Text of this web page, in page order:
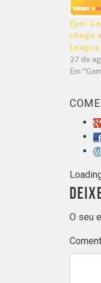
Epic
chega
27 de
Em
O seu